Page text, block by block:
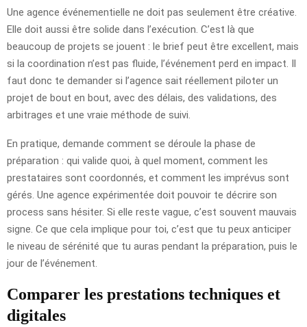
Une agence événementielle ne doit pas seulement être créative.
Elle doit aussi être solide dans l’exécution. C’est là que
beaucoup de projets se jouent : le brief peut être excellent, mais
si la coordination n’est pas fluide, l’événement perd en impact. Il
faut donc te demander si l’agence sait réellement piloter un
projet de bout en bout, avec des délais, des validations, des
arbitrages et une vraie méthode de suivi.
En pratique, demande comment se déroule la phase de
préparation : qui valide quoi, à quel moment, comment les
prestataires sont coordonnés, et comment les imprévus sont
gérés. Une agence expérimentée doit pouvoir te décrire son
process sans hésiter. Si elle reste vague, c’est souvent mauvais
signe. Ce que cela implique pour toi, c’est que tu peux anticiper
le niveau de sérénité que tu auras pendant la préparation, puis le
jour de l’événement.
Comparer les prestations techniques et
digitales